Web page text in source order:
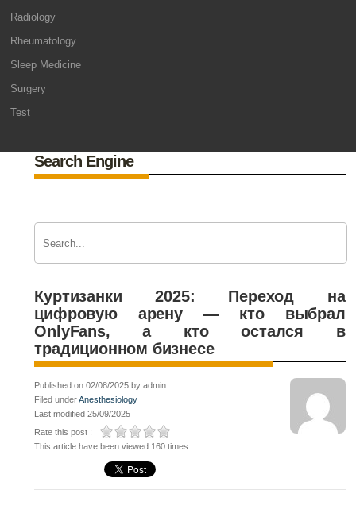
Radiology
Rheumatology
Sleep Medicine
Surgery
Test
Search Engine
Куртизанки 2025: Переход на
цифровую арену — кто выбрал
OnlyFans, а кто остался в
традиционном бизнесе
Published on 02/08/2025 by admin
Filed underAnesthesiology
Last modified 25/09/2025
Rate this post :
This article have been viewed 160 times